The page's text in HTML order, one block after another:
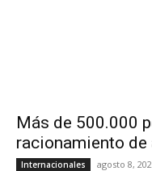
Más de 500.000
racionamiento de
Internacionales agosto 8,